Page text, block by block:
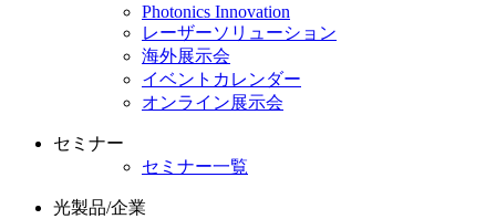
Photonics Innovation
レーザーソリューション
海外展示会
イベントカレンダー
オンライン展示会
セミナー
セミナー一覧
光製品/企業